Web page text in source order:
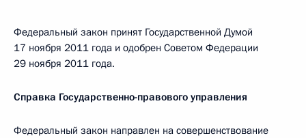
Федеральный закон принят Государственной Думой
17 ноября 2011 года и одобрен Советом Федерации
29 ноября 2011 года.
Справка Государственно-правового управления
Федеральный закон направлен на совершенствование